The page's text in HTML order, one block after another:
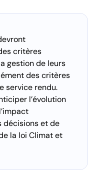
critères
gestion de leurs
des critères
service rendu.
l’évolution
décisions et de
la loi Climat et